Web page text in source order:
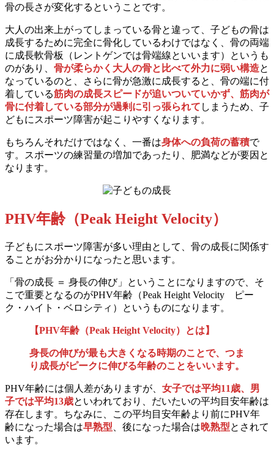
骨の長さが変化するということです。
大人の出来上がってしまっている骨と違って、子どもの骨は
成長するために完全に骨化しているわけではなく、骨の両端
に成長軟骨板（レントゲンでは骨端線といいます）というも
のがあり、 骨が柔らかく大人の骨と比べて外力に弱い構造と
なっているのと、さらに骨が急激に成長すると、骨の端に付
着している筋肉の成長スピードが追いついていかず、筋肉が
骨に付着している部分が過剰に引っ張られて しまうため、子
どもにスポーツ障害が起こりやすくなります。
もちろんそれだけではなく、一番は身体への負荷の蓄積で
す。スポーツの練習量の増加であったり、肥満などが要因と
なります。
PHV年齢（Peak Height Velocity）
子どもにスポーツ障害が多い理由として、骨の成長に関係す
ることがお分かりになったと思います。
「骨の成長 ＝ 身長の伸び」ということになりますので、そ
こで重要となるのがPHV年齢（Peak Height Velocity ピー
ク・ハイト・ベロシティ）というものになります。
【PHV年齢（Peak Height Velocity）とは】
身長の伸びが最も大きくなる時期のことで、つま
り成長がピークに伸びる年齢のことをいいます。
PHV年齢には個人差がありますが、 女子では平均11歳、男
子では平均13歳といわれており、だいたいの平均目安年齢は
存在します。ちなみに、この平均目安年齢より前にPHV年
齢になった場合は早熟型 、後になった場合は晩熟型とされて
います。